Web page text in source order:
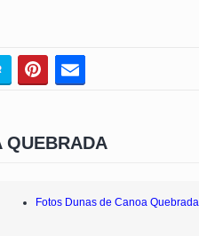
QUEBRADA
Fotos Dunas de Canoa Quebrada